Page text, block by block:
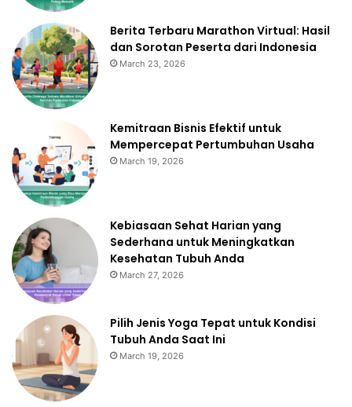
Berita Terbaru Marathon Virtual: Hasil
dan Sorotan Peserta dari Indonesia
March 23, 2026
Kemitraan Bisnis Efektif untuk
Mempercepat Pertumbuhan Usaha
March 19, 2026
Kebiasaan Sehat Harian yang
Sederhana untuk Meningkatkan
Kesehatan Tubuh Anda
March 27, 2026
Pilih Jenis Yoga Tepat untuk Kondisi
Tubuh Anda Saat Ini
March 19, 2026